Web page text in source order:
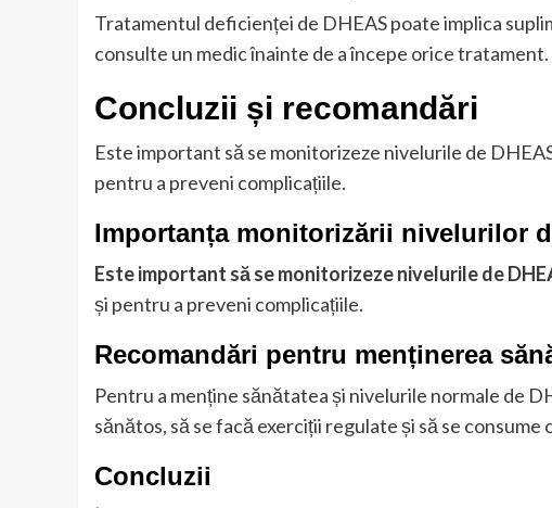
Tratamentul deficienței de DHEAS poate implica
consulte un medic înainte de a începe orice tratament.
Concluzii și recomandări
Este important să se monitorizeze nivelurile de
pentru a preveni complicațiile.
Importanța monitorizării nivelurilor
Este important să se monitorizeze nivelurile de
și pentru a preveni complicațiile.
Recomandări pentru menținerea
Pentru a menține sănătatea și nivelurile normale de
sănătos, să se facă exerciții regulate și să se
Concluzii